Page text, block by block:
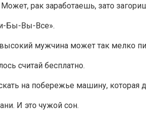
рак заработаешь, зато
Бы-Вы-Все».
мужчина может так мелко
считай бесплатно.
на побережье машину, которая
И это чужой сон.